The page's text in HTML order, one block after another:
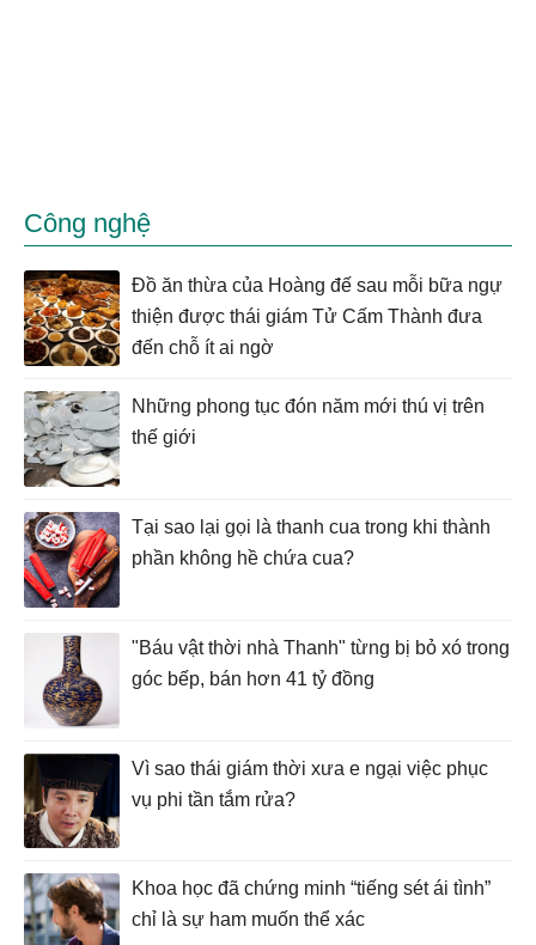
Công nghệ
Đồ ăn thừa của Hoàng đế sau mỗi bữa ngự
thiện được thái giám Tử Cấm Thành đưa
đến chỗ ít ai ngờ
Những phong tục đón năm mới thú vị trên
thế giới
Tại sao lại gọi là thanh cua trong khi thành
phần không hề chứa cua?
"Báu vật thời nhà Thanh" từng bị bỏ xó trong
góc bếp, bán hơn 41 tỷ đồng
Vì sao thái giám thời xưa e ngại việc phục
vụ phi tần tắm rửa?
Khoa học đã chứng minh “tiếng sét ái tình”
chỉ là sự ham muốn thể xác